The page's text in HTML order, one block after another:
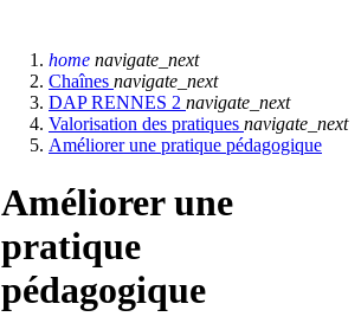
home navigate_next
Chaînes navigate_next
DAP RENNES 2 navigate_next
Valorisation des pratiques navigate_next
Améliorer une pratique pédagogique
Améliorer une
pratique
pédagogique